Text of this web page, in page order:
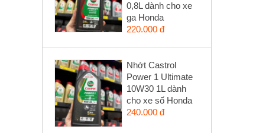
0,8L dành cho xe
ga Honda
220.000 đ
Nhớt Castrol
Power 1 Ultimate
10W30 1L dành
cho xe số Honda
240.000 đ